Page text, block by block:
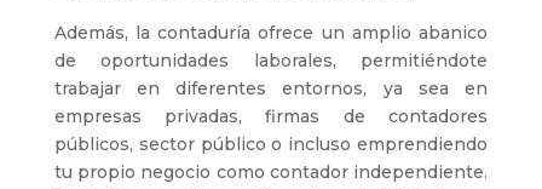
Además, la contaduría ofrece un amplio abanico
de oportunidades laborales, permitiéndote
trabajar en diferentes entornos, ya sea en
empresas privadas, firmas de contadores
públicos, sector público o incluso emprendiendo
tu propio negocio como contador independiente.